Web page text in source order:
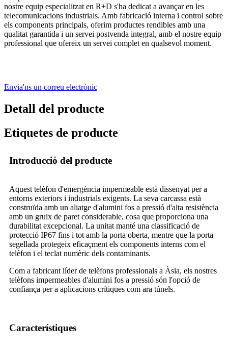
nostre equip especialitzat en R+D s'ha dedicat a avançar en les
telecomunicacions industrials. Amb fabricació interna i control sobre
els components principals, oferim productes rendibles amb una
qualitat garantida i un servei postvenda integral, amb el nostre equip
professional que ofereix un servei complet en qualsevol moment.
Envia'ns un correu electrònic
Detall del producte
Etiquetes de producte
Introducció del producte
Aquest telèfon d'emergència impermeable està dissenyat per a
entorns exteriors i industrials exigents. La seva carcassa està
construïda amb un aliatge d'alumini fos a pressió d'alta resistència
amb un gruix de paret considerable, cosa que proporciona una
durabilitat excepcional. La unitat manté una classificació de
protecció IP67 fins i tot amb la porta oberta, mentre que la porta
segellada protegeix eficaçment els components interns com el
telèfon i el teclat numèric dels contaminants.
Com a fabricant líder de telèfons professionals a Àsia, els nostres
telèfons impermeables d'alumini fos a pressió són l'opció de
confiança per a aplicacions crítiques com ara túnels.
Característiques